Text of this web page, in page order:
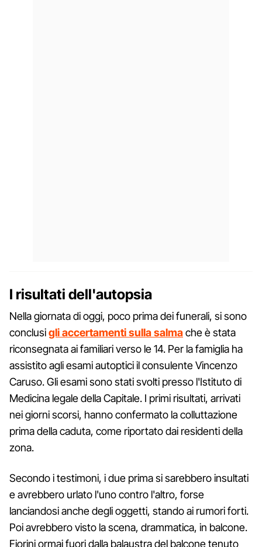
I risultati dell'autopsia
Nella giornata di oggi, poco prima dei funerali, si sono
conclusigli accertamenti sulla salmache è stata
riconsegnata ai familiari verso le 14. Per la famiglia ha
assistito agli esami autoptici il consulente Vincenzo
Caruso. Gli esami sono stati svolti presso l'Istituto di
Medicina legale della Capitale. I primi risultati, arrivati
nei giorni scorsi, hanno confermato la colluttazione
prima della caduta, come riportato dai residenti della
zona.
Secondo i testimoni, i due prima si sarebbero insultati
e avrebbero urlato l'uno contro l'altro, forse
lanciandosi anche degli oggetti, stando ai rumori forti.
Poi avrebbero visto la scena, drammatica, in balcone.
Fiorini ormai fuori dalla balaustra del balcone tenuto